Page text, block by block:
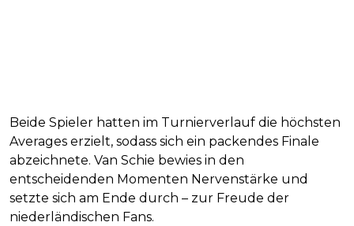
Beide Spieler hatten im Turnierverlauf die höchsten
Averages erzielt, sodass sich ein packendes Finale
abzeichnete. Van Schie bewies in den
entscheidenden Momenten Nervenstärke und
setzte sich am Ende durch – zur Freude der
niederländischen Fans.